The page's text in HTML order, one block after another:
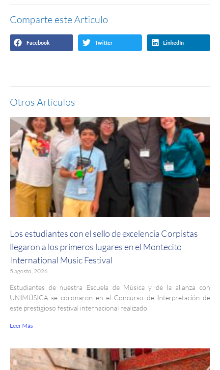
Comparte este Articulo
Facebook Twitter LinkedIn
Otros Artículos
Los estudiantes con el sello de excelencia Corpistas
llegaron a los primeros lugares en el Montecito
International Music Festival
5 agosto, 2026
Estudiantes de nuestra Escuela de Música y de la alianza con
UNIMÚSICA se coronaron en el Concurso de Interpretación de
este prestigioso festival internacional realizado
Leer Más